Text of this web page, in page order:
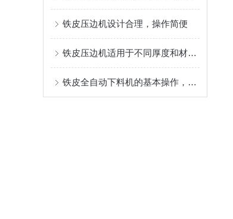
铁皮压边机设计合理，操作简便
铁皮压边机适用于不同厚度和材质的金属板材加工
铁皮全自动下料机的基本操作，新手不得不看